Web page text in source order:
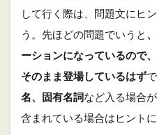
して行く際は、問題文にヒ
う。先ほどの問題でいうと
ーションになっているので
そのまま登場しているはず
名、固有名詞など入る場合
含まれている場合はヒント